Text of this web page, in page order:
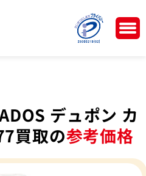
デュポン カ
買取の参考価格